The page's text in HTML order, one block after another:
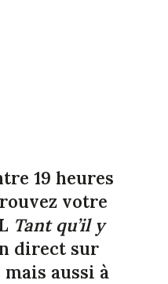
19 heures
votre
Tant qu’il y
direct sur
aussi à